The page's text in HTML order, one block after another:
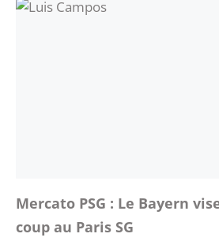
Mercato PSG : Le Bayern
coup au Paris SG